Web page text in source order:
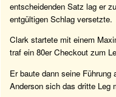
entscheidenden Satz lag er
entgültigen Schlag versetzte.
Clark startete mit einem
traf ein 80er Checkout zum
Er baute dann seine
Anderson sich das dritte Leg